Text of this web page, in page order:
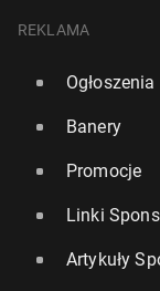
REKLAMA
Ogłoszenia
Banery
Promocje
Linki
Artykuły